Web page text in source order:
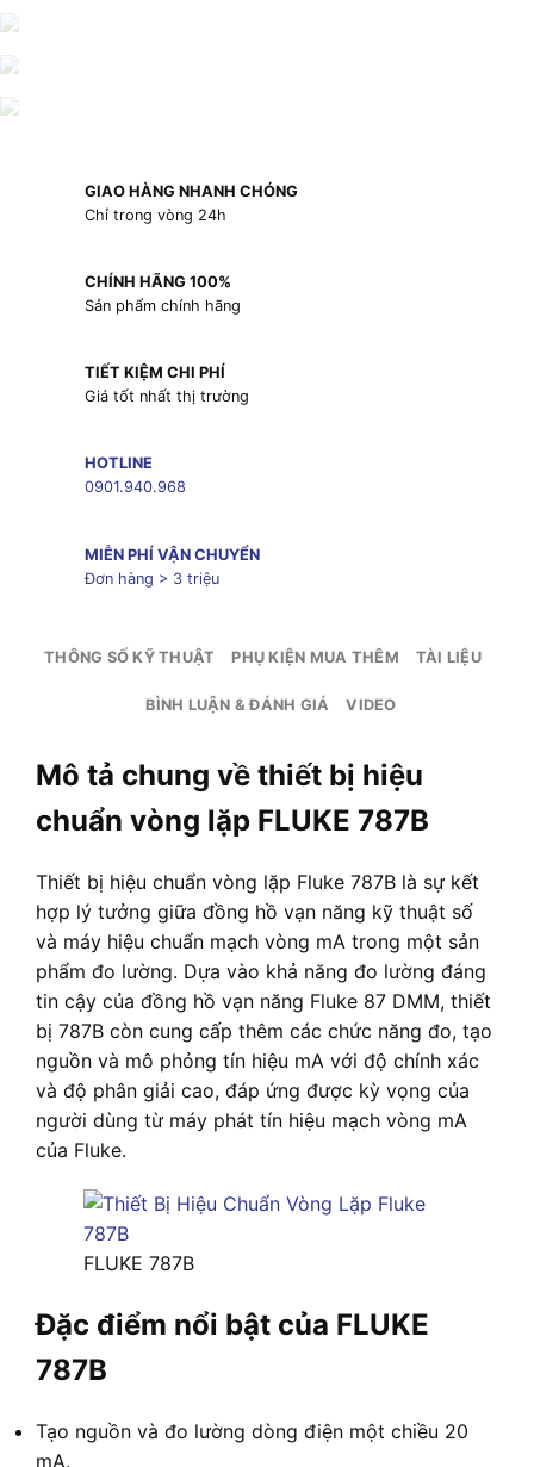
GIAO HÀNG NHANH CHÓNG
Chỉ trong vòng 24h
CHÍNH HÃNG 100%
Sản phẩm chính hãng
TIẾT KIỆM CHI PHÍ
Giá tốt nhất thị trường
HOTLINE
0901.940.968
MIỄN PHÍ VẬN CHUYỂN
Đơn hàng > 3 triệu
THÔNG SỐ KỸ THUẬT PHỤ KIỆN MUA THÊM TÀI LIỆU
BÌNH LUẬN & ĐÁNH GIÁ VIDEO
Mô tả chung về thiết bị hiệu
chuẩn vòng lặp FLUKE 787B
Thiết bị hiệu chuẩn vòng lặp Fluke 787B là sự kết
hợp lý tưởng giữa đồng hồ vạn năng kỹ thuật số
và máy hiệu chuẩn mạch vòng mA trong một sản
phẩm đo lường. Dựa vào khả năng đo lường đáng
tin cậy của đồng hồ vạn năng Fluke 87 DMM, thiết
bị 787B còn cung cấp thêm các chức năng đo, tạo
nguồn và mô phỏng tín hiệu mA với độ chính xác
và độ phân giải cao, đáp ứng được kỳ vọng của
người dùng từ máy phát tín hiệu mạch vòng mA
của Fluke.
FLUKE 787B
Đặc điểm nổi bật của FLUKE
787B
Tạo nguồn và đo lường dòng điện một chiều 20
mA.